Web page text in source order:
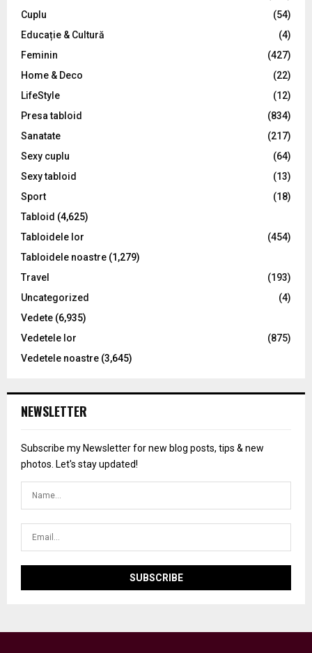
C
Cuplu
(54)
Educație & Cultură
(4)
Feminin
(427)
Home & Deco
(22)
LifeStyle
(12)
Presa tabloid
(834)
Sanatate
(217)
Sexy cuplu
(64)
Sexy tabloid
(13)
Sport
(18)
Tabloid (4,625)
Tabloidele lor
(454)
Tabloidele noastre (1,279)
Travel
(193)
Uncategorized
(4)
Vedete (6,935)
Vedetele lor
(875)
Vedetele noastre (3,645)
NEWSLETTER
Subscribe my Newsletter for new blog posts, tips & new
photos. Let's stay updated!